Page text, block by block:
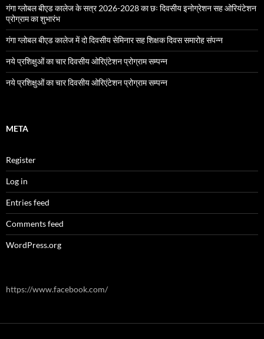
गंगा ग्लोबल बीएड कालेज के सत्र 2026-2028 का छः दिवसीय इनोग्रेशन सह ओरियंटेशन
प्रोग्राम का शुभारंभ
गंगा ग्लोबल बीएड कालेज में दो दिवसीय सेमिनार सह शिक्षक दिवस समारोह संपन्न
नये प्रशिक्षुओं का चार दिवसीय ओरिएंटेशन प्रोग्राम सम्पन्न
नये प्रशिक्षुओं का चार दिवसीय ओरिएंटेशन प्रोग्राम सम्पन्न
META
Register
Log in
Entries feed
Comments feed
WordPress.org
https://www.facebook.com/